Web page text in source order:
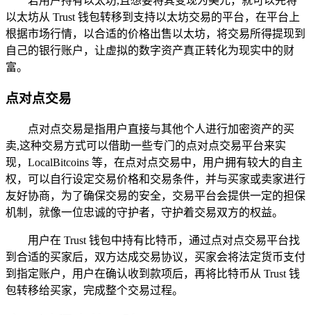
以太坊从 Trust 钱包转移到支持以太坊交易的平台，在平台上
根据市场行情，以合适的价格出售以太坊，将交易所得提现到
自己的银行账户，让虚拟的数字资产真正转化为现实中的财
富。
点对点交易
点对点交易是指用户直接与其他个人进行加密资产的买
卖,这种交易方式可以借助一些专门的点对点交易平台来实
现，LocalBitcoins 等，在点对点交易中，用户拥有较大的自主
权，可以自行设定交易价格和交易条件，并与买家或卖家进行
友好协商，为了确保交易的安全，交易平台会提供一定的担保
机制，就像一位忠诚的守护者，守护着交易双方的权益。
用户在 Trust 钱包中持有比特币，通过点对点交易平台找
到合适的买家后，双方达成交易协议，买家会将法定货币支付
到指定账户，用户在确认收到款项后，再将比特币从 Trust 钱
包转移给买家，完成整个交易过程。